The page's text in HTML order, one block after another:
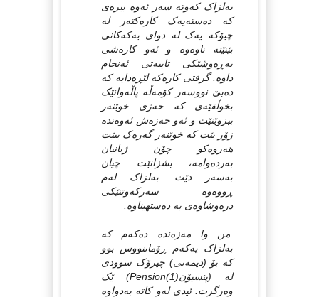
به‌لزاک که‌وته‌ سه‌ر ئه‌وه‌ بیره‌ی
که‌ ده‌سته‌یه‌ک کاره‌کته‌ر له‌
چیۆکه‌ یه‌ک له‌ دوای یه‌که‌کانی
بێنێته‌ ناوه‌وه‌ و ئه‌و کاره‌شی
به‌ڕه‌وشێکی تایبه‌تی ئه‌نجام
داوه‌. گرفتی کاره‌که‌ لێڕه‌دایه‌ که‌
ده‌بێ نووسه‌ر کۆمه‌ڵه‌ پاڵه‌وانێک
بخوڵقێەی که‌ حه‌زی خوێنه‌ر
ببزوێنێت و ئه‌و حه‌زه‌ش ئه‌وه‌نده‌
زۆر بێت که‌ خوێنه‌ر گه‌ره‌ک یبێت
هه‌روه‌کو چۆن ژیانیان
به‌رده‌وامه‌، بشزانێت چیان
به‌سه‌ر دێت. به‌لزاک له‌م
ڕووه‌وه‌ سه‌رکه‌وتنێکی
دره‌وشاوه‌ی به‌ ده‌ستهیناوه‌.
من وا مه‌زه‌نده‌ ده‌که‌م که‌
به‌لزاک یه‌که‌م ڕۆماننووس بوو
که‌ بۆ (دیمه‌نی) چیرۆک سوودی
له‌ (پنسیۆن(1)Pension) ێک
وه‌رگرت. ئیدی له‌و کاته‌ به‌دواوه‌